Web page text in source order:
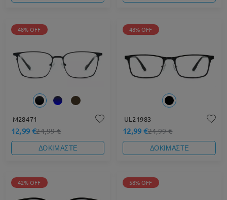
48% OFF
M28471
12,99 €24,99 €
ΔΟΚΙΜΑΣΤΕ
48% OFF
UL21983
12,99 €24,99 €
ΔΟΚΙΜΑΣΤΕ
42% OFF 58% OFF